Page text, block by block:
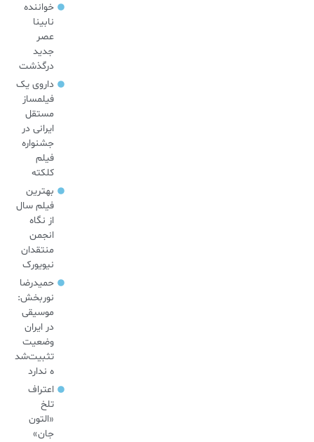
خواننده
نابینا
عصر
جدید
درگذشت
داروی یک
فیلمساز
مستقل
ایرانی در
جشنواره
فیلم
کلکته
بهترین
فیلم سال
از نگاه
انجمن
منتقدان
نیویورک
حمیدرضا
نوربخش:
موسیقی
در ایران
وضعیت
تثبیت‌شد
ه ندارد
اعتراف
تلخ
«التون
جان»